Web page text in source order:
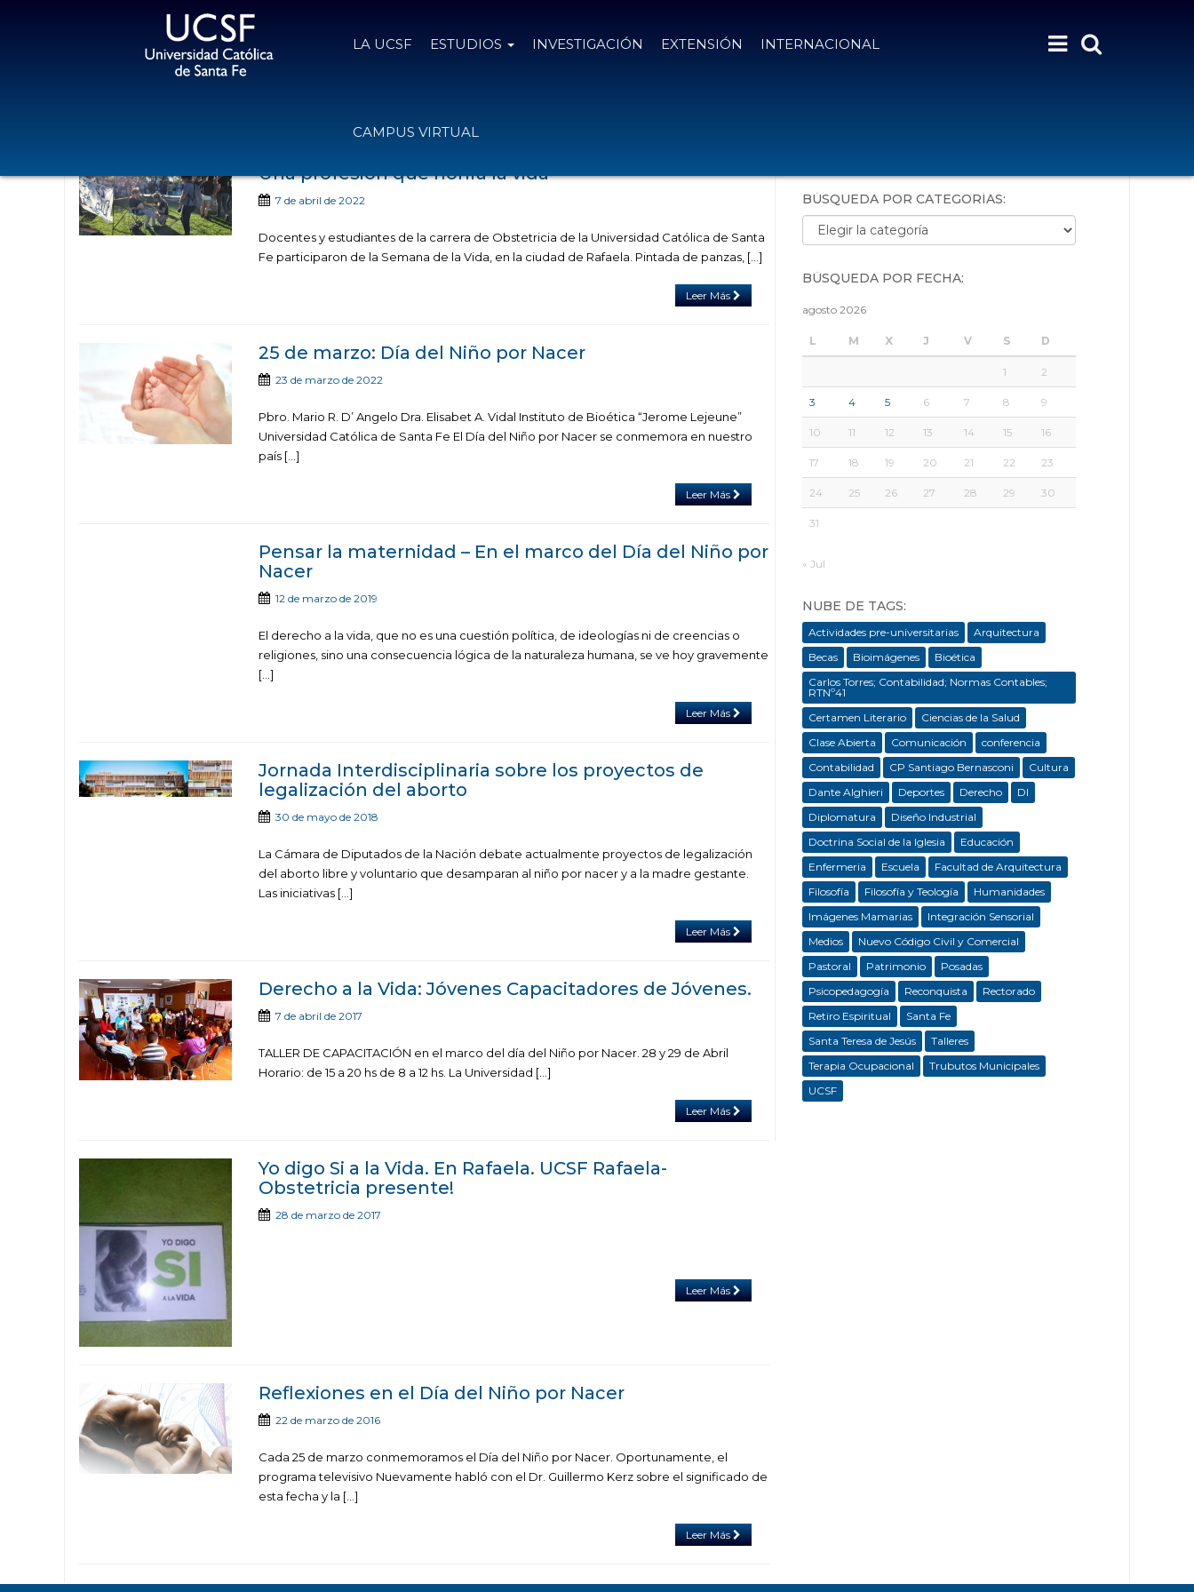
LA UCSF ESTUDIOS INVESTIGACIÓN EXTENSIÓN INTERNACIONAL
CAMPUS VIRTUAL
Una profesión que honra la vida
7 de abril de 2022
Docentes y estudiantes de la carrera de Obstetricia de la Universidad Católica de Santa
Fe participaron de la Semana de la Vida, en la ciudad de Rafaela. Pintada de panzas, […]
Leer Más
25 de marzo: Día del Niño por Nacer
23 de marzo de 2022
Pbro. Mario R. D’ Angelo Dra. Elisabet A. Vidal Instituto de Bioética “Jerome Lejeune”
Universidad Católica de Santa Fe El Día del Niño por Nacer se conmemora en nuestro
país […]
Leer Más
Pensar la maternidad – En el marco del Día del Niño por
Nacer
12 de marzo de 2019
El derecho a la vida, que no es una cuestión política, de ideologías ni de creencias o
religiones, sino una consecuencia lógica de la naturaleza humana, se ve hoy gravemente
[…]
Leer Más
Jornada Interdisciplinaria sobre los proyectos de
legalización del aborto
30 de mayo de 2018
La Cámara de Diputados de la Nación debate actualmente proyectos de legalización
del aborto libre y voluntario que desamparan al niño por nacer y a la madre gestante.
Las iniciativas […]
Leer Más
Derecho a la Vida: Jóvenes Capacitadores de Jóvenes.
7 de abril de 2017
TALLER DE CAPACITACIÓN en el marco del día del Niño por Nacer. 28 y 29 de Abril
Horario: de 15 a 20 hs de 8 a 12 hs. La Universidad […]
Leer Más
Yo digo Si a la Vida. En Rafaela. UCSF Rafaela-
Obstetricia presente!
28 de marzo de 2017
Leer Más
Reflexiones en el Día del Niño por Nacer
22 de marzo de 2016
Cada 25 de marzo conmemoramos el Día del Niño por Nacer. Oportunamente, el
programa televisivo Nuevamente habló con el Dr. Guillermo Kerz sobre el significado de
esta fecha y la […]
Leer Más
BÚSQUEDA POR CATEGORÍAS:
Búsqueda por categorías:
BÚSQUEDA POR FECHA:
agosto 2026
L M X J V S D
1 2
3 4 5 6 7 8 9
10 11 12 13 14 15 16
17 18 19 20 21 22 23
24 25 26 27 28 29 30
31
« Jul
NUBE DE TAGS:
Actividades pre-universitarias
Arquitectura
Becas
Bioimágenes
Bioética
Carlos Torres; Contabilidad; Normas Contables;
RTNº41
Certamen Literario
Ciencias de la Salud
Clase Abierta
Comunicación
conferencia
Contabilidad
CP Santiago Bernasconi
Cultura
Dante Alghieri
Deportes Derecho
DI
Diplomatura
Diseño Industrial
Doctrina Social de la Iglesia
Educación
Enfermeria
Escuela
Facultad de Arquitectura
Filosofía
Filosofía y Teología
Humanidades
Imágenes Mamarias
Integración Sensorial
Medios
Nuevo Código Civil y Comercial
Pastoral
Patrimonio
Posadas
Psicopedagogía
Reconquista
Rectorado
Retiro Espiritual
Santa Fe
Santa Teresa de Jesús
Talleres
Terapia Ocupacional
Trubutos Municipales
UCSF